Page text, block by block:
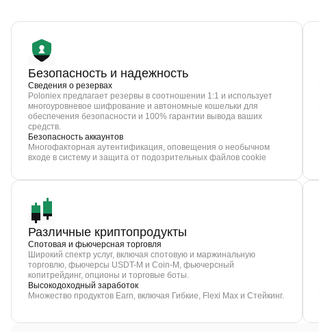
Безопасность и надежность
Сведения о резервах
Poloniex предлагает резервы в соотношении 1:1 и использует
многоуровневое шифрование и автономные кошельки для
обеспечения безопасности и 100% гарантии вывода ваших
средств.
Безопасность аккаунтов
Многофакторная аутентификация, оповещения о необычном
входе в систему и защита от подозрительных файлов cookie
Различные криптопродукты
Спотовая и фьючерсная торговля
Широкий спектр услуг, включая спотовую и маржинальную
торговлю, фьючерсы USDT-M и Coin-M, фьючерсный
копитрейдинг, опционы и торговые боты.
Высокодоходный заработок
Множество продуктов Earn, включая Гибкие, Flexi Max и Стейкинг.